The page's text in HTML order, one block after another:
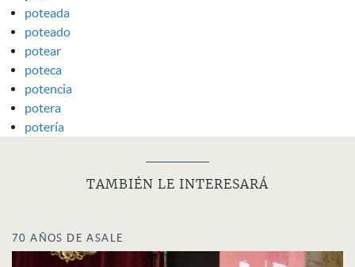
poteada
poteado
potear
poteca
potencia
potera
potería
TAMBIÉN LE INTERESARÁ
70 AÑOS DE ASALE